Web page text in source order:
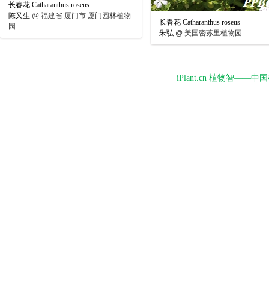
长春花 Catharanthus roseus
陈又生 @ 福建省 厦门市 厦门园林植物
园
长春花 Catharanthus roseus
朱弘 @ 美国密苏里植物园
iPlant.cn 植物智——中国